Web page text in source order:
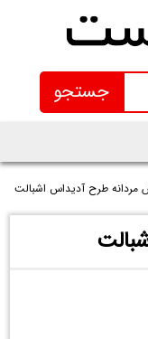
جستجو
مردانه طرح آدیداس اشبالت